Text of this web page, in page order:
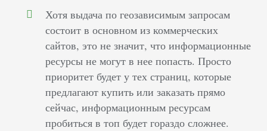
Хотя выдача по геозависимым запросам
состоит в основном из коммерческих
сайтов, это не значит, что информационные
ресурсы не могут в нее попасть. Просто
приоритет будет у тех страниц, которые
предлагают купить или заказать прямо
сейчас, информационным ресурсам
пробиться в топ будет гораздо сложнее.